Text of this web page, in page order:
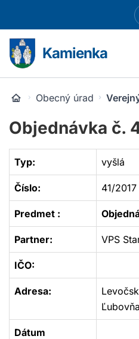
obsahu
Kamienka
Obecný úrad
Objednávka č.
Typ: vyšlá
Číslo: 41/
Predmet :
Partner: VPS
IČO:
Adresa:
Ľubovňa
Dátum